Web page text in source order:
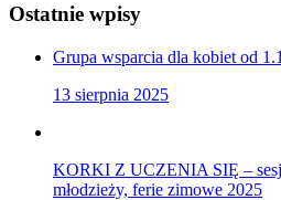
Ostatnie wpisy
Grupa wsparcia dla kobiet od
13 sierpnia 2025
KORKI Z UCZENIA SIĘ –
młodzieży, ferie zimowe 2025